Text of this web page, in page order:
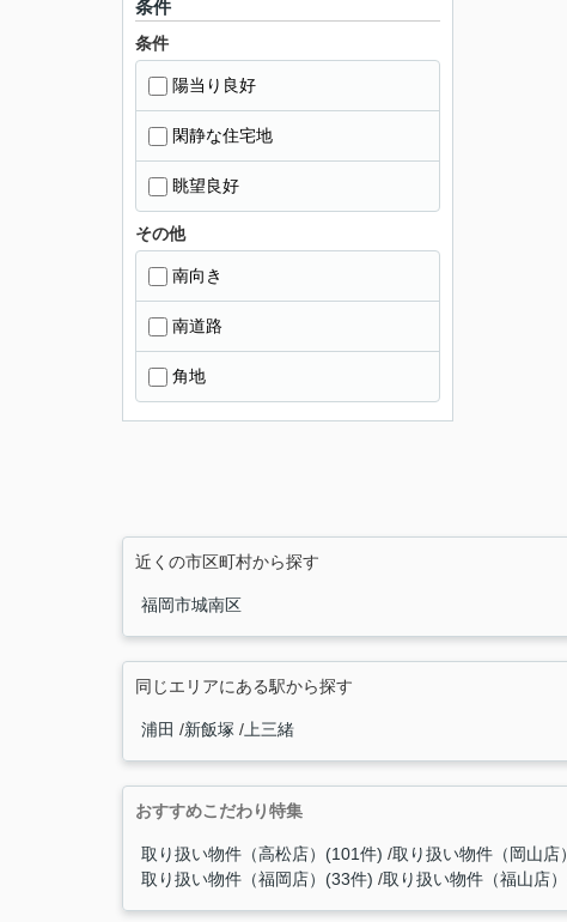
条件
条件
陽当り良好
閑静な住宅地
眺望良好
その他
南向き
南道路
角地
近くの市区町村から探す
福岡市城南区
同じエリアにある駅から探す
浦田 新飯塚 上三緒
おすすめこだわり特集
取り扱い物件（高松店）(101件) 取り扱い物件（岡山店
取り扱い物件（福岡店）(33件) 取り扱い物件（福山店